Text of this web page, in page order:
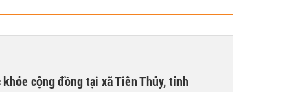
cộng đồng tại xã Tiên Thủy, tỉnh